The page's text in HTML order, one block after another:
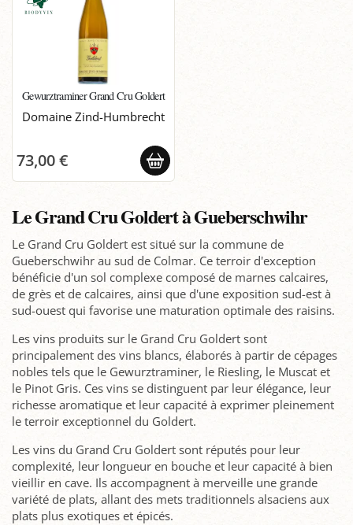
Gewurztraminer Grand Cru Goldert
Domaine Zind-Humbrecht
73,00 €
Le Grand Cru Goldert à Gueberschwihr
Le Grand Cru Goldert est situé sur la commune de
Gueberschwihr au sud de Colmar. Ce terroir d'exception
bénéficie d'un sol complexe composé de marnes calcaires,
de grès et de calcaires, ainsi que d'une exposition sud-est à
sud-ouest qui favorise une maturation optimale des raisins.
Les vins produits sur le Grand Cru Goldert sont
principalement des vins blancs, élaborés à partir de cépages
nobles tels que le Gewurztraminer, le Riesling, le Muscat et
le Pinot Gris. Ces vins se distinguent par leur élégance, leur
richesse aromatique et leur capacité à exprimer pleinement
le terroir exceptionnel du Goldert.
Les vins du Grand Cru Goldert sont réputés pour leur
complexité, leur longueur en bouche et leur capacité à bien
vieillir en cave. Ils accompagnent à merveille une grande
variété de plats, allant des mets traditionnels alsaciens aux
plats plus exotiques et épicés.